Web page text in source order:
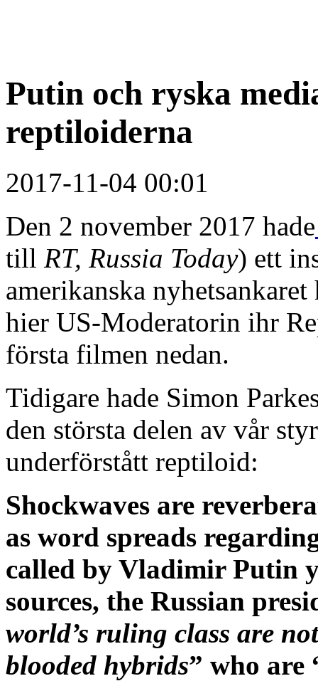
Putin och ryska
reptiloiderna
2017-11-04 00:01
Den 2 november 2017 hade
till RT, Russia Today) ett
amerikanska
hier US-Moderatorin ihr
första filmen nedan.
Tidigare hade Simon
den största delen av vår
underförstått reptiloid:
Shockwaves are
as word spreads
called by Vladimir Putin
sources, the Russian
world’s ruling class are
blooded hybrids” who are